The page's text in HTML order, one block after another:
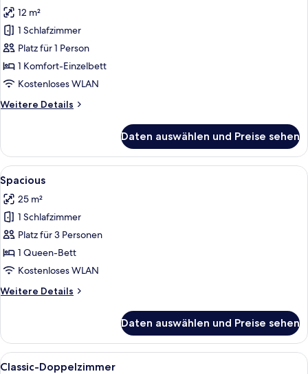
für
Einzelzimmer,
ohne
Fenster
anzeigen
12 m²
1 Schlafzimmer
Platz für 1 Person
1 Komfort-Einzelbett
Kostenloses WLAN
Weitere Details
Weitere
ohne
Fenster
Daten auswählen und Preise sehen
Alle
Fotos
für
Spacious
anzeigen
Ein gemütlicher Raum mit
6
Spacious
25 m²
1 Schlafzimmer
Platz für 3 Personen
1 Queen-Bett
Kostenloses WLAN
Weitere Details
Weitere
Daten auswählen und Preise sehen
Alle
Ein Hotelzimmer mit einem Bett,
5
Classic-Doppelzimmer